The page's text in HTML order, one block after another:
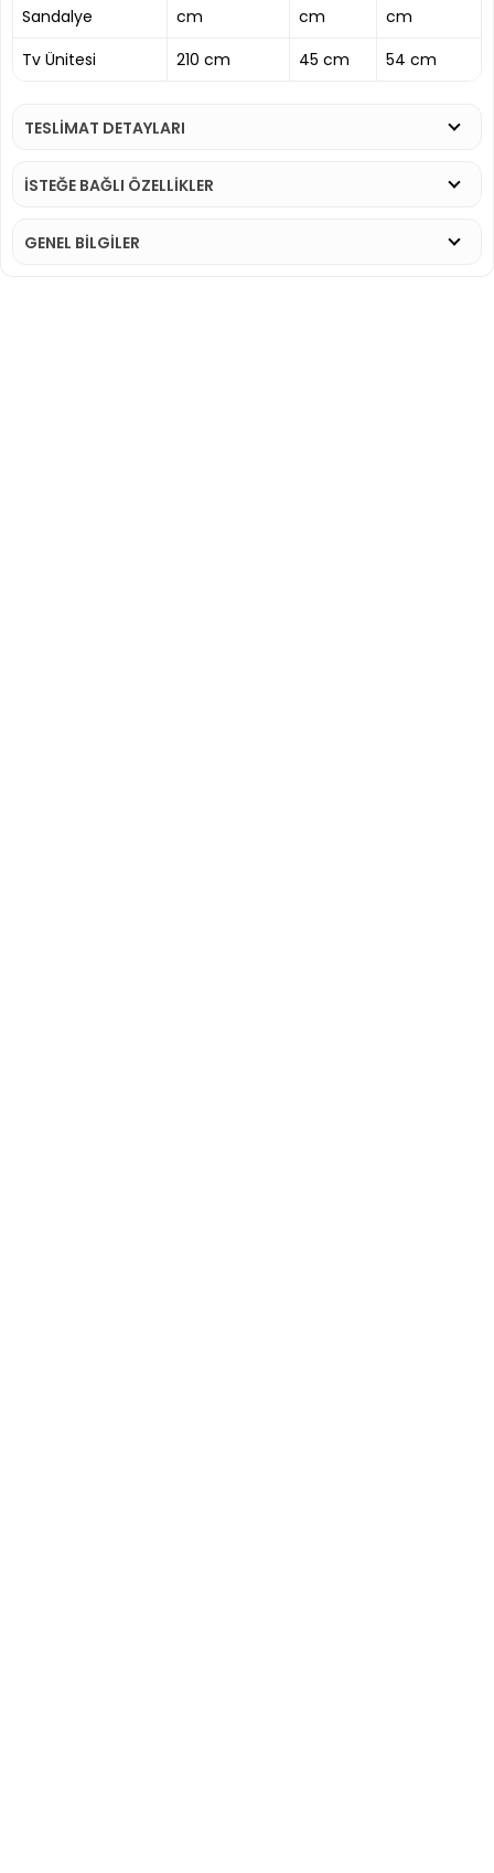
Sandalye
cm cm
cm
Tv Ünitesi
210 cm 45 cm 54 cm
TESLİMAT DETAYLARI
İSTEĞE BAĞLI ÖZELLİKLER
GENEL BİLGİLER